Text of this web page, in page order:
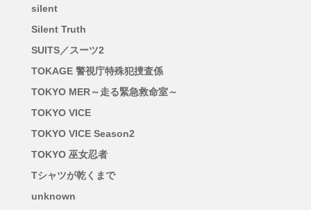
silent
Silent Truth
SUITS／スーツ2
TOKAGE 警視庁特殊犯捜査係
TOKYO MER～走る緊急救命室～
TOKYO VICE
TOKYO VICE Season2
TOKYO 巫女忍者
Tシャツが乾くまで
unknown